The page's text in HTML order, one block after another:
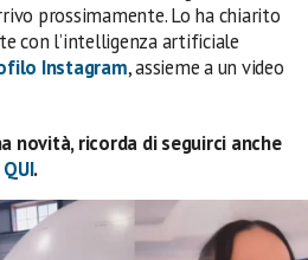
prossimamente. Lo ha chiarito
con l’intelligenza artificiale
Instagram, assieme a un video
novità, ricorda di seguirci anche
QUI.